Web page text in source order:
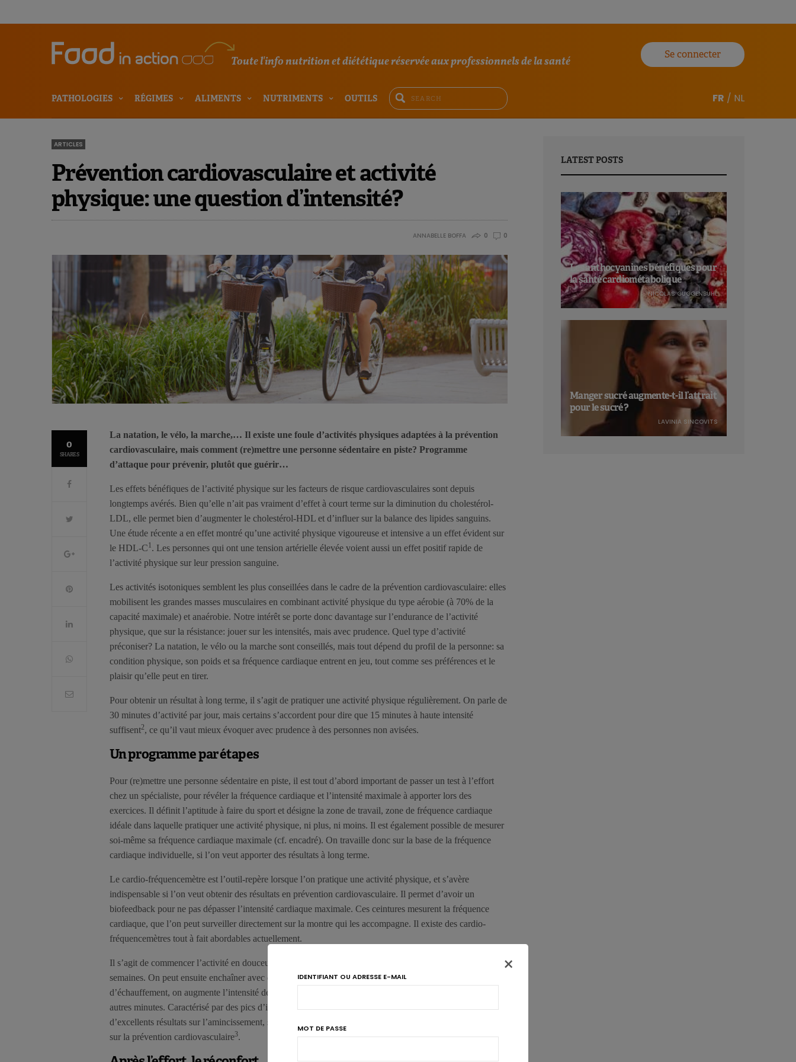
Toute l'info nutrition et diététique réservée aux professionnels de la santé
Se connecter
PATHOLOGIES RÉGIMES ALIMENTS NUTRIMENTS OUTILS FR / NL
ARTICLES
Prévention cardiovasculaire et activité
physique: une question d’intensité?
ANNABELLE BOFFA 0 0
0
SHARES
La natation, le vélo, la marche,… Il existe une foule d’activités physiques adaptées à la prévention
cardiovasculaire, mais comment (re)mettre une personne sédentaire en piste? Programme
d’attaque pour prévenir, plutôt que guérir…
Les effets bénéfiques de l’activité physique sur les facteurs de risque cardiovasculaires sont depuis
longtemps avérés. Bien qu’elle n’ait pas vraiment d’effet à court terme sur la diminution du cholestérol-
LDL, elle permet bien d’augmenter le cholestérol-HDL et d’influer sur la balance des lipides sanguins.
Une étude récente a en effet montré qu’une activité physique vigoureuse et intensive a un effet évident sur
le HDL-C1. Les personnes qui ont une tension artérielle élevée voient aussi un effet positif rapide de
l’activité physique sur leur pression sanguine.
Les activités isotoniques semblent les plus conseillées dans le cadre de la prévention cardiovasculaire: elles
mobilisent les grandes masses musculaires en combinant activité physique du type aérobie (à 70% de la
capacité maximale) et anaérobie. Notre intérêt se porte donc davantage sur l’endurance de l’activité
physique, que sur la résistance: jouer sur les intensités, mais avec prudence. Quel type d’activité
préconiser? La natation, le vélo ou la marche sont conseillés, mais tout dépend du profil de la personne: sa
condition physique, son poids et sa fréquence cardiaque entrent en jeu, tout comme ses préférences et le
plaisir qu’elle peut en tirer.
Pour obtenir un résultat à long terme, il s’agit de pratiquer une activité physique régulièrement. On parle de
30 minutes d’activité par jour, mais certains s’accordent pour dire que 15 minutes à haute intensité
suffisent2, ce qu’il vaut mieux évoquer avec prudence à des personnes non avisées.
Un programme par étapes
Pour (re)mettre une personne sédentaire en piste, il est tout d’abord important de passer un test à l’effort
chez un spécialiste, pour révéler la fréquence cardiaque et l’intensité maximale à apporter lors des
exercices. Il définit l’aptitude à faire du sport et désigne la zone de travail, zone de fréquence cardiaque
idéale dans laquelle pratiquer une activité physique, ni plus, ni moins. Il est également possible de mesurer
soi-même sa fréquence cardiaque maximale (cf. encadré). On travaille donc sur la base de la fréquence
cardiaque individuelle, si l’on veut apporter des résultats à long terme.
Le cardio-fréquencemètre est l’outil-repère lorsque l’on pratique une activité physique, et s’avère
indispensable si l’on veut obtenir des résultats en prévention cardiovasculaire. Il permet d’avoir un
biofeedback pour ne pas dépasser l’intensité cardiaque maximale. Ces ceintures mesurent la fréquence
cardiaque, que l’on peut surveiller directement sur la montre qui les accompagne. Il existe des cardio-
fréquencemètres tout à fait abordables actuellement.
Il s’agit de commencer l’activité en douceur avec une période de préparation, qui peut s’étendre de 4 à 5
semaines. On peut ensuite enchaîner avec des exercices physiques par intervalles: après 10 minutes
d’échauffement, on augmente l’intensité de l’effort pendant 3 minutes, puis on diminue l’intensité durant 3
autres minutes. Caractérisé par des pics d’intensité entrecoupés, l’interval training a déjà montré
d’excellents résultats sur l’amincissement, sur la diminution des lipides sanguins et également récemment
sur la prévention cardiovasculaire3.
LATEST POSTS
Les anthocyanines bénéfiques pour
la santé cardiométabolique
NICOLAS GUGGENBÜHL
Manger sucré augmente-t-il l’attrait
pour le sucré ?
LAVINIA SINCOVITS
×
IDENTIFIANT OU ADRESSE E-MAIL
MOT DE PASSE